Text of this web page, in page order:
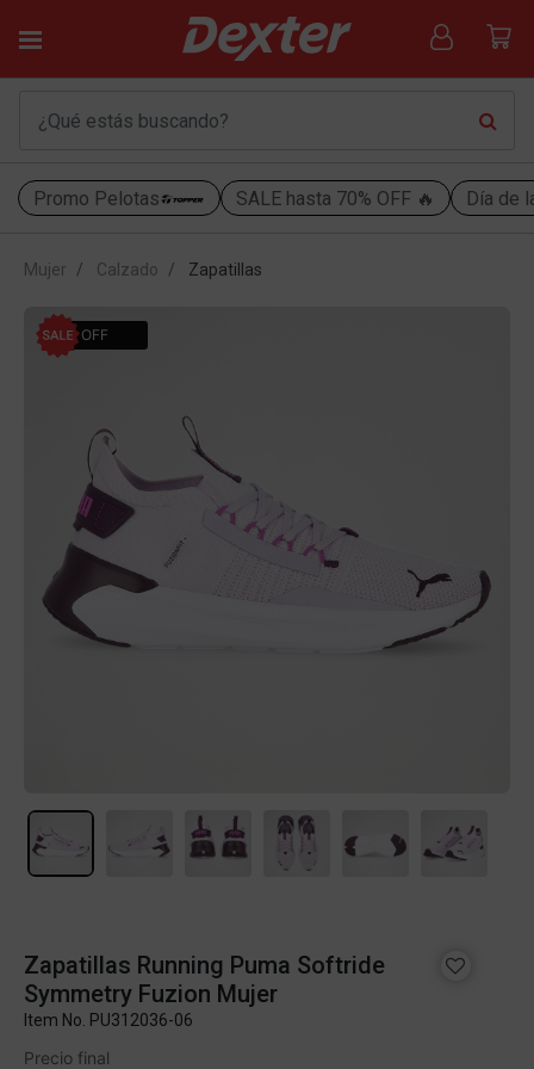
Promo Pelotas SALE hasta 70% OFF 🔥 Día de
Mujer Calzado Zapatillas
20% OFF
Zapatillas Running Puma Softride
Symmetry Fuzion Mujer
Item No. PU312036-06
Precio final